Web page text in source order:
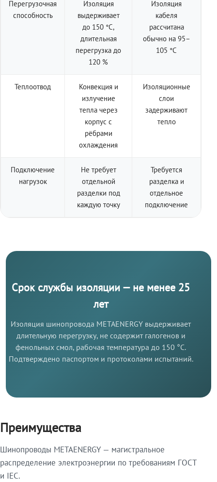
Перегрузочная
способность
Изоляция
выдерживает
до 150 °C,
длительная
перегрузка до
120 %
Изоляция
кабеля
рассчитана
обычно на 95–
105 °C
Теплоотвод
Конвекция и
излучение
тепла через
корпус с
рёбрами
охлаждения
Изоляционные
слои
задерживают
тепло
Подключение
нагрузок
Не требует
отдельной
разделки под
каждую точку
Требуется
разделка и
отдельное
подключение
Срок службы изоляции — не менее 25
лет
Изоляция шинопровода METAENERGY выдерживает
длительную перегрузку, не содержит галогенов и
фенольных смол, рабочая температура до 150 °C.
Подтверждено паспортом и протоколами испытаний.
Преимущества
Шинопроводы METAENERGY — магистральное
распределение электроэнергии по требованиям ГОСТ
и IEC.